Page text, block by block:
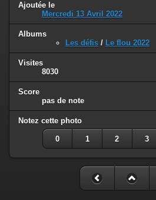
Ajoutée le
Mercredi 13 Avril 2022
Albums
Les défis / Le flou 2022
Visites
8030
Score
pas de note
Notez cette photo
0 1 2 3